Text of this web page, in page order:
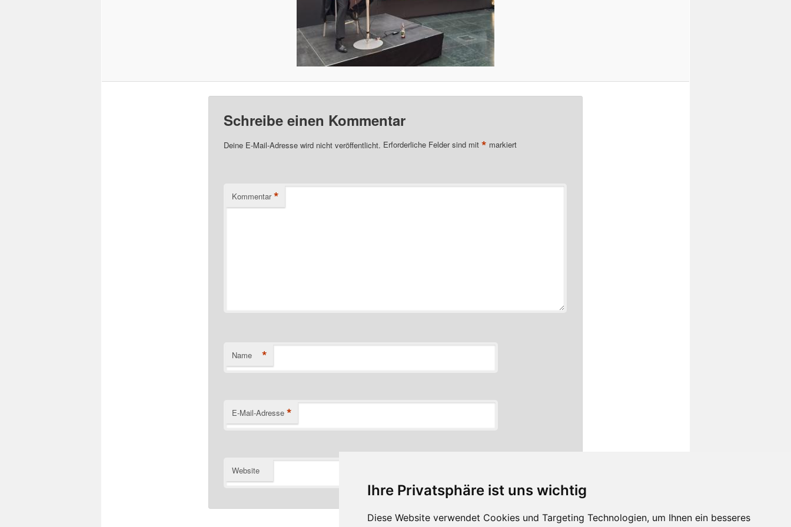
Ihre Privatsphäre ist uns wichtig
Diese Website verwendet Cookies und Targeting Technologien, um Ihnen ein besseres
Schreibe einen Kommentar
Deine E-Mail-Adresse wird nicht veröffentlicht. Erforderliche Felder sind mit * markiert
Kommentar *
Name *
E-Mail-Adresse *
Website